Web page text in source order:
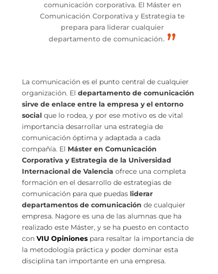
comunicación corporativa. El Máster en
Comunicación Corporativa y Estrategia te
prepara para liderar cualquier
departamento de comunicación.
La comunicación es el punto central de cualquier
organización. El departamento de comunicación
sirve de enlace entre la empresa y el entorno
social que lo rodea, y por ese motivo es de vital
importancia desarrollar una estrategia de
comunicación óptima y adaptada a cada
compañía. El Máster en Comunicación
Corporativa y Estrategia de la Universidad
Internacional de Valencia ofrece una completa
formación en el desarrollo de estrategias de
comunicación para que puedas liderar
departamentos de comunicación de cualquier
empresa. Nagore es una de las alumnas que ha
realizado este Máster, y se ha puesto en contacto
con VIU Opinionespara resaltar la importancia de
la metodología práctica y poder dominar esta
disciplina tan importante en una empresa.